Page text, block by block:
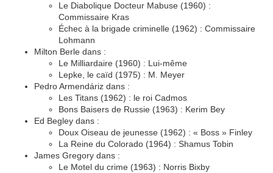
Le Diabolique Docteur Mabuse (1960) :
Commissaire Kras
Échec à la brigade criminelle (1962) : Commissaire
Lohmann
Milton Berle dans :
Le Milliardaire (1960) : Lui-même
Lepke, le caïd (1975) : M. Meyer
Pedro Armendáriz dans :
Les Titans (1962) : le roi Cadmos
Bons Baisers de Russie (1963) : Kerim Bey
Ed Begley dans :
Doux Oiseau de jeunesse (1962) : « Boss » Finley
La Reine du Colorado (1964) : Shamus Tobin
James Gregory dans :
Le Motel du crime (1963) : Norris Bixby